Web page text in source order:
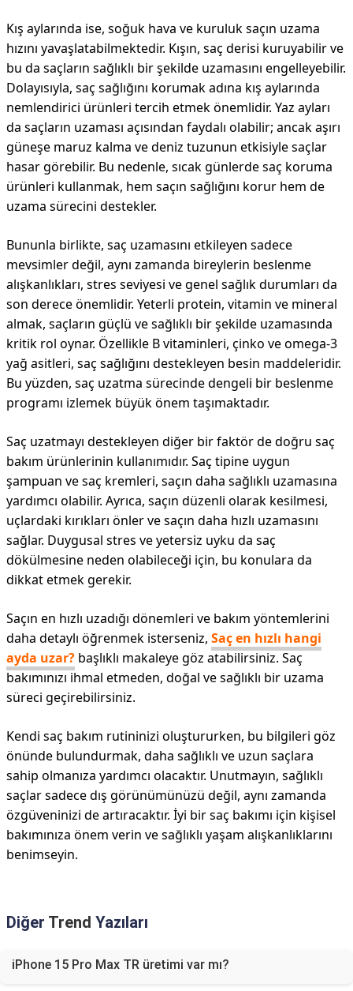
Kış aylarında ise, soğuk hava ve kuruluk saçın uzama
hızını yavaşlatabilmektedir. Kışın, saç derisi kuruyabilir ve
bu da saçların sağlıklı bir şekilde uzamasını engelleyebilir.
Dolayısıyla, saç sağlığını korumak adına kış aylarında
nemlendirici ürünleri tercih etmek önemlidir. Yaz ayları
da saçların uzaması açısından faydalı olabilir; ancak aşırı
güneşe maruz kalma ve deniz tuzunun etkisiyle saçlar
hasar görebilir. Bu nedenle, sıcak günlerde saç koruma
ürünleri kullanmak, hem saçın sağlığını korur hem de
uzama sürecini destekler.
Bununla birlikte, saç uzamasını etkileyen sadece
mevsimler değil, aynı zamanda bireylerin beslenme
alışkanlıkları, stres seviyesi ve genel sağlık durumları da
son derece önemlidir. Yeterli protein, vitamin ve mineral
almak, saçların güçlü ve sağlıklı bir şekilde uzamasında
kritik rol oynar. Özellikle B vitaminleri, çinko ve omega-3
yağ asitleri, saç sağlığını destekleyen besin maddeleridir.
Bu yüzden, saç uzatma sürecinde dengeli bir beslenme
programı izlemek büyük önem taşımaktadır.
Saç uzatmayı destekleyen diğer bir faktör de doğru saç
bakım ürünlerinin kullanımıdır. Saç tipine uygun
şampuan ve saç kremleri, saçın daha sağlıklı uzamasına
yardımcı olabilir. Ayrıca, saçın düzenli olarak kesilmesi,
uçlardaki kırıkları önler ve saçın daha hızlı uzamasını
sağlar. Duygusal stres ve yetersiz uyku da saç
dökülmesine neden olabileceği için, bu konulara da
dikkat etmek gerekir.
Saçın en hızlı uzadığı dönemleri ve bakım yöntemlerini
daha detaylı öğrenmek isterseniz, Saç en hızlı hangi
ayda uzar? başlıklı makaleye göz atabilirsiniz. Saç
bakımınızı ihmal etmeden, doğal ve sağlıklı bir uzama
süreci geçirebilirsiniz.
Kendi saç bakım rutininizi oluştururken, bu bilgileri göz
önünde bulundurmak, daha sağlıklı ve uzun saçlara
sahip olmanıza yardımcı olacaktır. Unutmayın, sağlıklı
saçlar sadece dış görünümünüzü değil, aynı zamanda
özgüveninizi de artıracaktır. İyi bir saç bakımı için kişisel
bakımınıza önem verin ve sağlıklı yaşam alışkanlıklarını
benimseyin.
Diğer Trend Yazıları
iPhone 15 Pro Max TR üretimi var mı?